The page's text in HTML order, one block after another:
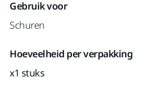
Gebruik voor
Schuren
Hoeveelheid per verpakking
x1 stuks